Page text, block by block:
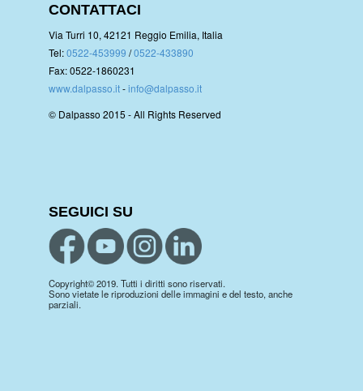
CONTATTACI
Via Turri 10, 42121 Reggio Emilia, Italia
Tel:0522-453999 /0522-433890
Fax: 0522-1860231
www.dalpasso.it-info@dalpasso.it
© Dalpasso 2015 - All Rights Reserved
SEGUICI SU
Copyright© 2019. Tutti i diritti sono riservati.
Sono vietate le riproduzioni delle immagini e del testo, anche
parziali.